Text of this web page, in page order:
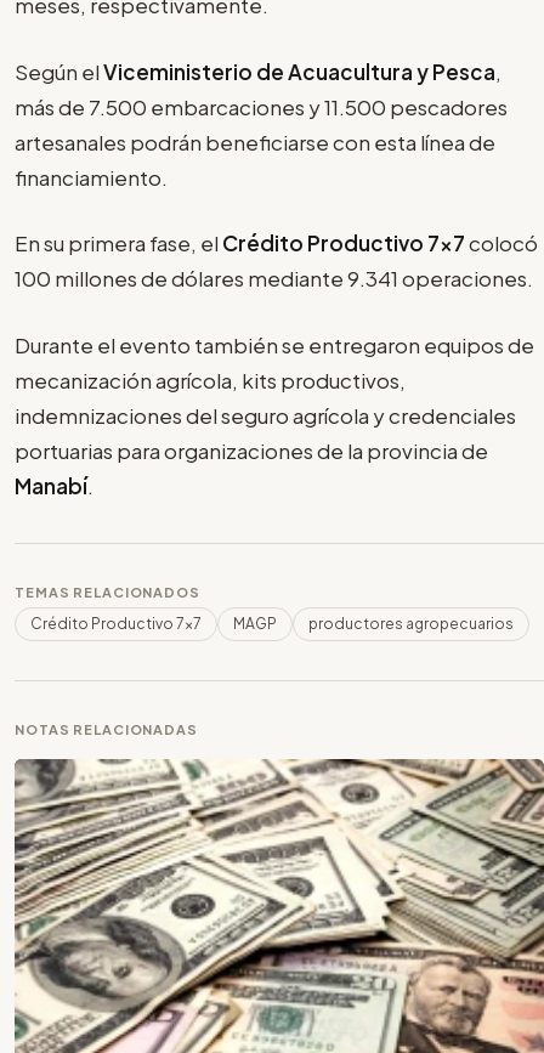
Según elViceministerio de Acuacultura y Pesca,
más de 7.500 embarcaciones y 11.500 pescadores
artesanales podrán beneficiarse con esta línea de
financiamiento.
En su primera fase, el Crédito Productivo 7x7colocó
100 millones de dólares mediante 9.341 operaciones.
Durante el evento también se entregaron equipos de
mecanización agrícola, kits productivos,
indemnizaciones del seguro agrícola y credenciales
portuarias para organizaciones de la provincia de
Manabí.
TEMAS RELACIONADOS
Crédito Productivo 7x7 MAGP productores agropecuarios
NOTAS RELACIONADAS